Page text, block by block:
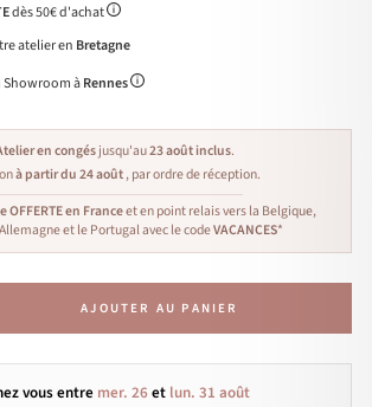
dès 50€ d'achat
atelier en Bretagne
Showroom àRennes
en congésjusqu'au23 août inclus.
à partir du 24 août, par ordre de réception.
en Franceet en point relais vers la Belgique,
et le Portugal avec le codeVACANCES*
AJOUTER AU PANIER
vous entre mer. 26et lun. 31 août